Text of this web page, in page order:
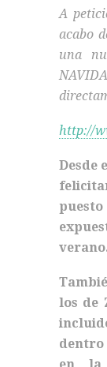
A
acabo
una
http://
Desde
los de